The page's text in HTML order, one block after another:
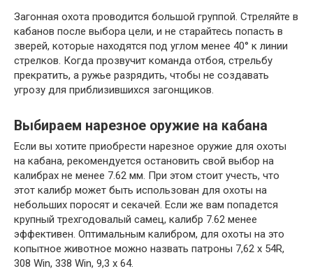
Загонная охота проводится большой группой. Стреляйте в
кабанов после выбора цели, и не старайтесь попасть в
зверей, которые находятся под углом менее 40° к линии
стрелков. Когда прозвучит команда отбоя, стрельбу
прекратить, а ружье разрядить, чтобы не создавать
угрозу для приблизившихся загонщиков.
Выбираем нарезное оружие на кабана
Если вы хотите приобрести нарезное оружие для охоты
на кабана, рекомендуется остановить свой выбор на
калибрах не менее 7.62 мм. При этом стоит учесть, что
этот калибр может быть использован для охоты на
небольших поросят и секачей. Если же вам попадется
крупный трехгодовалый самец, калибр 7.62 менее
эффективен. Оптимальным калибром, для охоты на это
копытное животное можно назвать патроны 7,62 х 54R,
308 Win, 338 Win, 9,3 х 64.